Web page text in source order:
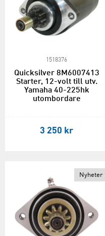
1518376
Quicksilver 8M6007413
Starter, 12-volt till utv.
Yamaha 40-225hk
utombordare
3 250 kr
Nyheter